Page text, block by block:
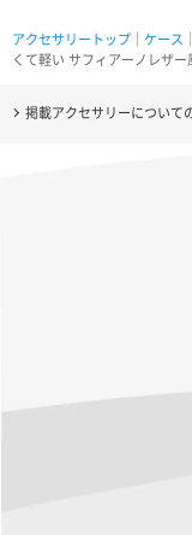
アクセサリートップ ケース
くて軽い サフィアーノレザー
掲載アクセサリーについて